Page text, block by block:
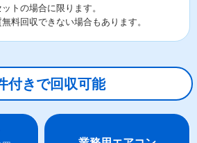
トの場合に限ります。
料回収できない場合もあります。
付きで回収可能